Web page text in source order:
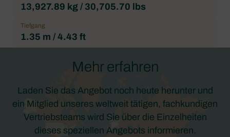
13,927.89 kg / 30,705.70 lbs
Tiefgang
1.35 m / 4.43 ft
Mehr erfahren
Laden Sie das Angebot noch heute herunter und
ein Mitglied unseres weltweit tätigen, fachkundigen
Vertriebsteams wird Sie über die Einzelheiten
dieses speziellen Angebots informieren.